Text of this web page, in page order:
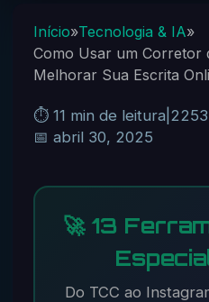
Início»Tecnologia & IA»
Como Usar um Corretor
Melhorar Sua Escrita
⏱️ 11 min de leitura
📅 abril 30, 2025
🚀 13
Do TCC ao